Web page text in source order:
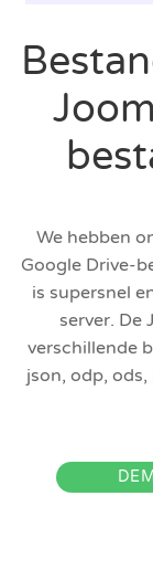
We hebben
Google Drive-
is supersnel
server. De
verschillende
json, odp,